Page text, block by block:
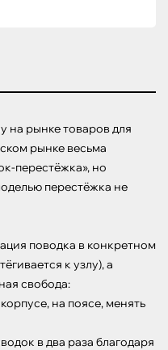
на рынке товаров для
рынке весьма
перестёжка», но
перестёжка не
поводка в конкретном
к узлу), а
свобода:
на поясе, менять
в два раза благодаря